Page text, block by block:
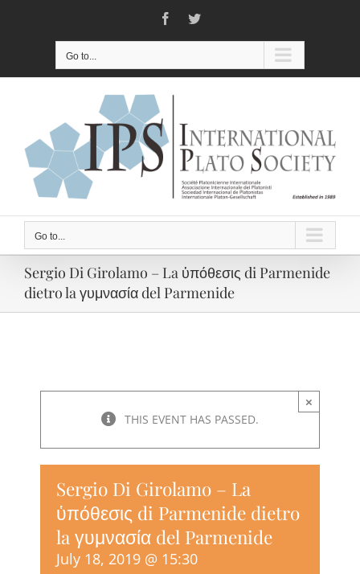
FacebookTwitter
Go to...
Go to...
Sergio Di Girolamo – La ὑπόθεσις di Parmenide
dietro la γυμνασία del Parmenide
×
THIS EVENT HAS PASSED.
Sergio Di Girolamo – La
ὑπόθεσις di Parmenide dietro
la γυμνασία del Parmenide
July 18, 2019 @ 15:30